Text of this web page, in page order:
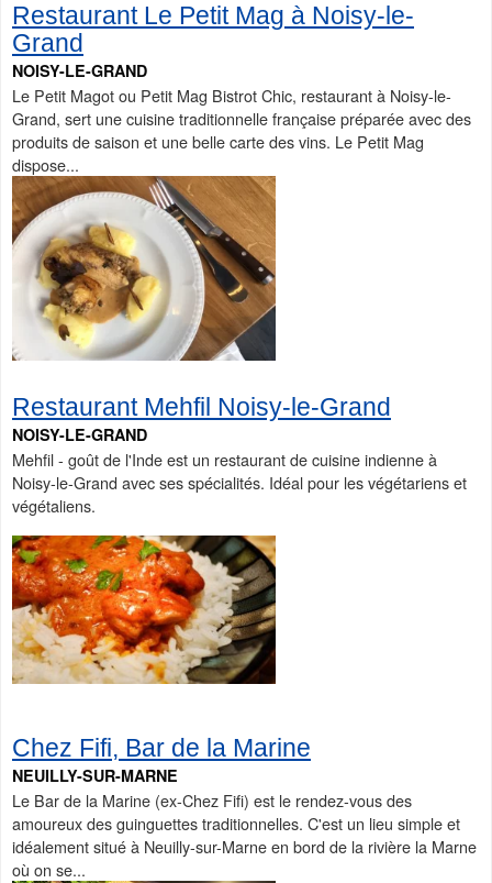
Restaurant Le Petit Mag à Noisy-le-
Grand
NOISY-LE-GRAND
Le Petit Magot ou Petit Mag Bistrot Chic, restaurant à Noisy-le-
Grand, sert une cuisine traditionnelle française préparée avec des
produits de saison et une belle carte des vins. Le Petit Mag
dispose...
Restaurant Mehfil Noisy-le-Grand
NOISY-LE-GRAND
Mehfil - goût de l'Inde est un restaurant de cuisine indienne à
Noisy-le-Grand avec ses spécialités. Idéal pour les végétariens et
végétaliens.
Chez Fifi, Bar de la Marine
NEUILLY-SUR-MARNE
Le Bar de la Marine (ex-Chez Fifi) est le rendez-vous des
amoureux des guinguettes traditionnelles. C'est un lieu simple et
idéalement situé à Neuilly-sur-Marne en bord de la rivière la Marne
où on se...